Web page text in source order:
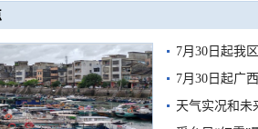
7月30日起我
7月30日起广
天气实况和未